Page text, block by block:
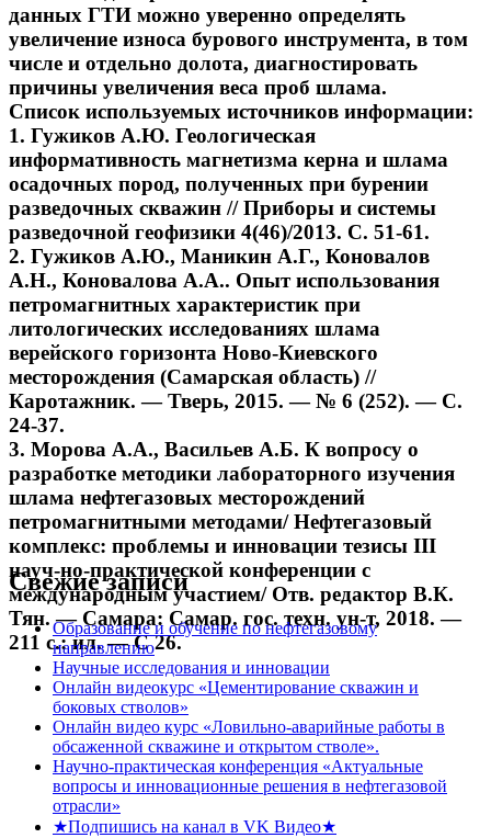
данных ГТИ можно уверенно определять
увеличение износа бурового инструмента, в том
числе и отдельно долота, диагностировать
причины увеличения веса проб шлама.
Список используемых источников информации:
1. Гужиков А.Ю. Геологическая
информативность магнетизма керна и шлама
осадочных пород, полученных при бурении
разведочных скважин // Приборы и системы
разведочной геофизики 4(46)/2013. С. 51-61.
2. Гужиков А.Ю., Маникин А.Г., Коновалов
А.Н., Коновалова А.А.. Опыт использования
петромагнитных характеристик при
литологических исследованиях шлама
верейского горизонта Ново-Киевского
месторождения (Самарская область) //
Каротажник. — Тверь, 2015. — № 6 (252). — С.
24-37.
3. Морова А.А., Васильев А.Б. К вопросу о
разработке методики лабораторного изучения
шлама нефтегазовых месторождений
петромагнитными методами/ Нефтегазовый
комплекс: проблемы и инновации тезисы III
науч-но-практической конференции с
международным участием/ Отв. редактор В.К.
Тян. — Самара: Самар. гос. техн. ун-т, 2018. —
211 с.: ил. — С 26.
Свежие записи
Образование и обучение по нефтегазовому
направлению
Научные исследования и инновации
Онлайн видеокурс «Цементирование скважин и
боковых стволов»
Онлайн видео курс «Ловильно-аварийные работы в
обсаженной скважине и открытом стволе».
Научно-практическая конференция «Актуальные
вопросы и инновационные решения в нефтегазовой
отрасли»
★Подпишись на канал в VK Видео★